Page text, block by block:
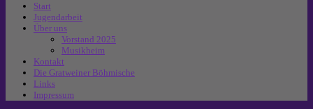
Start
Jugendarbeit
Über uns
Vorstand 2025
Musikheim
Kontakt
Die Gratweiner Böhmische
Links
Impressum